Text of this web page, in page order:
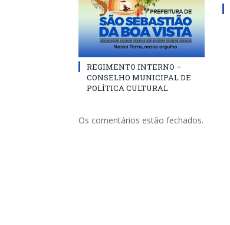
REGIMENTO INTERNO –
CONSELHO MUNICIPAL DE
POLÍTICA CULTURAL
Os comentários estão fechados.